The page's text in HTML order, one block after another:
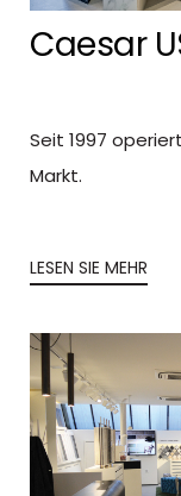
Caesar
Seit 1997
Markt.
LESEN SIE MEHR